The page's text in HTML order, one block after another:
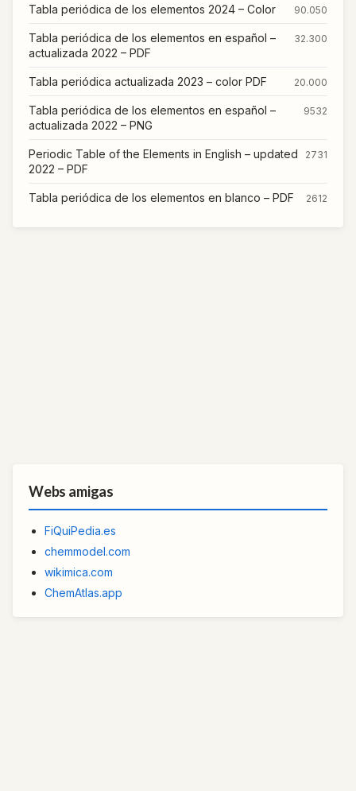
Tabla periódica de los elementos 2024 – Color 90.050
Tabla periódica de los elementos en español –
actualizada 2022 – PDF
32.300
Tabla periódica actualizada 2023 – color PDF 20.000
Tabla periódica de los elementos en español –
actualizada 2022 – PNG
9532
Periodic Table of the Elements in English – updated
2022 – PDF
2731
Tabla periódica de los elementos en blanco – PDF 2612
Webs amigas
FiQuiPedia.es
chemmodel.com
wikimica.com
ChemAtlas.app